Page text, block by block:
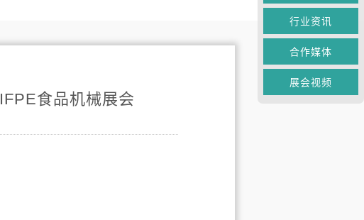
食品机械展会
行业资讯
合作媒体
展会视频